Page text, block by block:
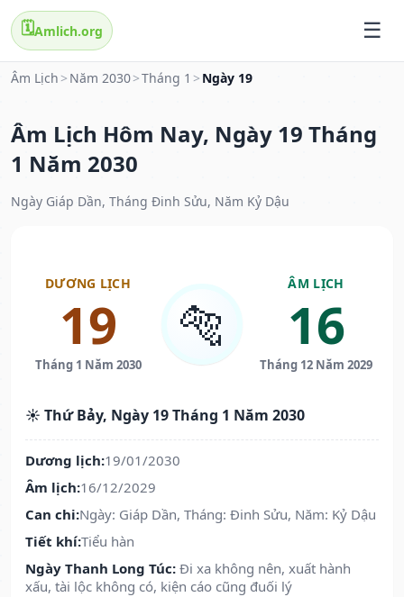
🗓️Amlich.org
Âm Lịch > Năm 2030>Tháng 1 > Ngày 19
Âm Lịch Hôm Nay, Ngày 19 Tháng
1 Năm 2030
Ngày Giáp Dần, Tháng Đinh Sửu, Năm Kỷ Dậu
DƯƠNG LỊCH
19
Tháng 1 Năm 2030
🐅
ÂM LỊCH
16
Tháng 12 Năm 2029
☀️ Thứ Bảy, Ngày 19 Tháng 1 Năm 2030
Dương lịch:19/01/2030
Âm lịch:16/12/2029
Can chi:Ngày: Giáp Dần, Tháng: Đinh Sửu, Năm: Kỷ Dậu
Tiết khí:Tiểu hàn
Ngày Thanh Long Túc: Đi xa không nên, xuất hành
xấu, tài lộc không có, kiện cáo cũng đuối lý